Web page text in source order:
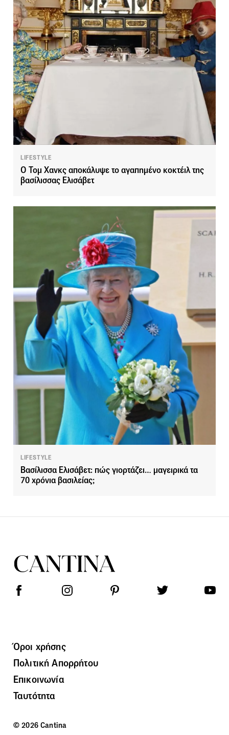
LIFESTYLE
Ο Τομ Χανκς αποκάλυψε το αγαπημένο κοκτέιλ της
βασίλισσας Ελισάβετ
LIFESTYLE
Βασίλισσα Ελισάβετ: πώς γιορτάζει… μαγειρικά τα
70 χρόνια βασιλείας;
Όροι χρήσης
Πολιτική Απορρήτου
Επικοινωνία
Ταυτότητα
© 2026 Cantina